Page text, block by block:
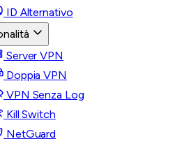
ID Alternativo
Server VPN
Doppia VPN
VPN Senza Log
Kill Switch
NetGuard